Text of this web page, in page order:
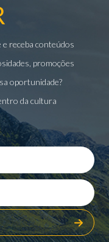
receba conteúdos
promoções
oportunidade?
da cultura